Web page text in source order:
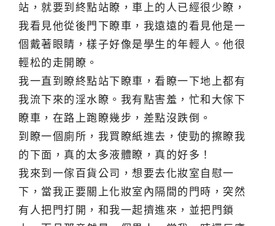
站，就要到終點站瞭，車上的人已經很少瞭，
我看見他從後門下瞭車，我遠遠的看見他是一
個戴著眼睛，樣子好像是學生的年輕人。他很
輕松的走開瞭。
我一直到瞭終點站下瞭車，看瞭一下地上都有
我流下來的淫水瞭。我有點害羞，忙和大傢下
瞭車，在路上跑瞭幾步，差點沒跌倒。
到瞭一個廁所，我買瞭紙進去，使勁的擦瞭我
的下面，真的太多液體瞭，真的好多！
我來到一傢百貨公司，想要去化妝室自慰一
下，當我正要關上化妝室內隔間的門時，突然
有人把門打開，和我一起擠進來，並把門鎖